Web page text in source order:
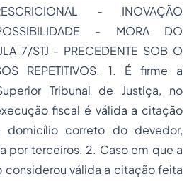
- INOVAÇÃO
- MORA DO
7/STJ - PRECEDENTE SOB O
REPETITIVOS. 1. É firme a
Tribunal de Justiça, no
fiscal é válida a citação
domicílio correto do devedor,
por terceiros. 2. Caso em que a
considerou válida a citação feita